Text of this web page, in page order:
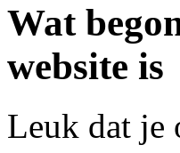
Wat
website is
Leuk dat je